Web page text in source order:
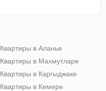
Квартиры в Аланье
Квартиры в Махмутларе
Квартиры в Каргыджаке
Квартиры в Кемере